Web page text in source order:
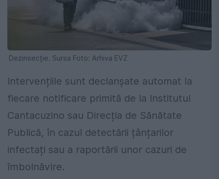
Dezinsecție. Sursa Foto: Arhiva EVZ
Intervențiile sunt declanșate automat la
fiecare notificare primită de la Institutul
Cantacuzino sau Direcția de Sănătate
Publică, în cazul detectării țânțarilor
infectați sau a raportării unor cazuri de
îmbolnăvire.